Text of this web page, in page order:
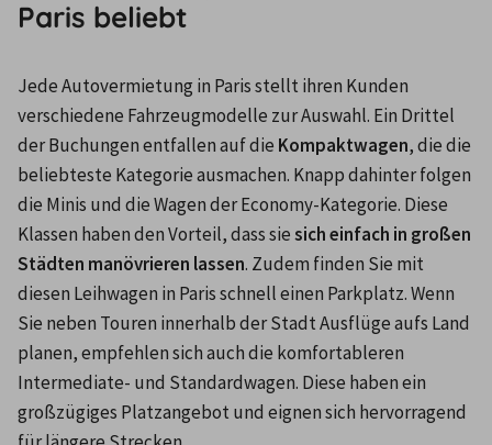
Paris beliebt
Jede Autovermietung in Paris stellt ihren Kunden
verschiedene Fahrzeugmodelle zur Auswahl. Ein Drittel
der Buchungen entfallen auf die Kompaktwagen, die die
beliebteste Kategorie ausmachen. Knapp dahinter folgen
die Minis und die Wagen der Economy-Kategorie. Diese
Klassen haben den Vorteil, dass sie sich einfach in großen
Städten manövrieren lassen. Zudem finden Sie mit
diesen Leihwagen in Paris schnell einen Parkplatz. Wenn
Sie neben Touren innerhalb der Stadt Ausflüge aufs Land
planen, empfehlen sich auch die komfortableren
Intermediate- und Standardwagen. Diese haben ein
großzügiges Platzangebot und eignen sich hervorragend